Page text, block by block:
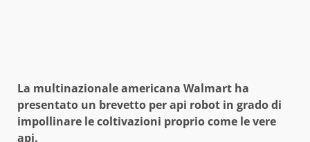
La multinazionale americana Walmart ha
presentato un brevetto per api robot in grado di
impollinare le coltivazioni proprio come le vere
api.